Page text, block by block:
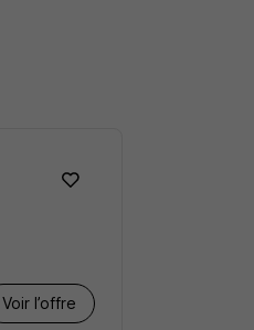
Voir l’offre